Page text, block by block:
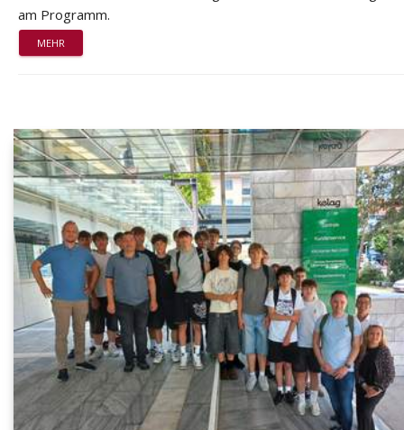
am Programm.
MEHR